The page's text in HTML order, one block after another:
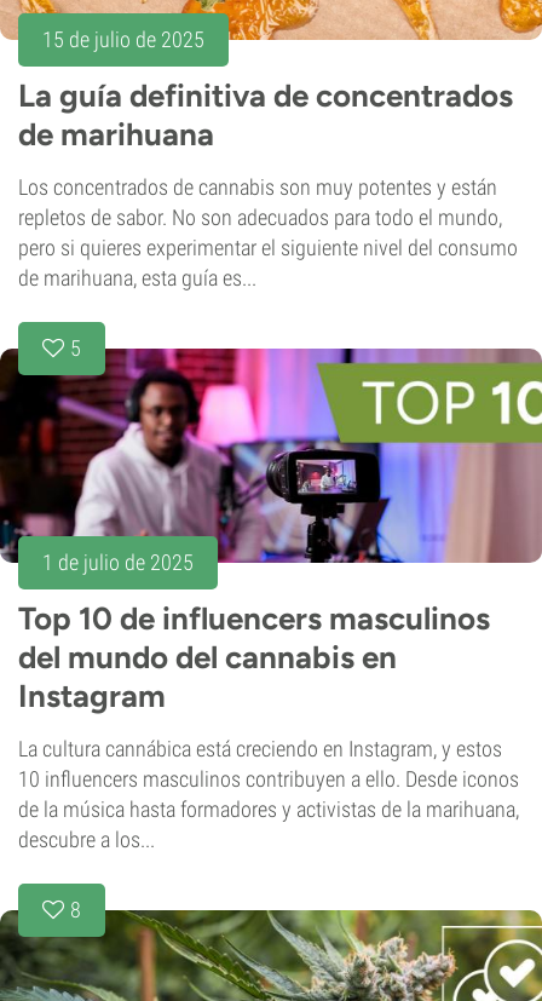
15 de julio de 2025
La guía definitiva de concentrados
de marihuana
Los concentrados de cannabis son muy potentes y están
repletos de sabor. No son adecuados para todo el mundo,
pero si quieres experimentar el siguiente nivel del consumo
de marihuana, esta guía es...
5
1 de julio de 2025
Top 10 de influencers masculinos
del mundo del cannabis en
Instagram
La cultura cannábica está creciendo en Instagram, y estos
10 influencers masculinos contribuyen a ello. Desde iconos
de la música hasta formadores y activistas de la marihuana,
descubre a los...
8